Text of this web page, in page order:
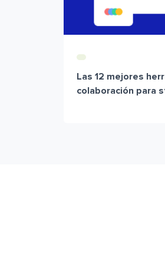
Las 12 mejores
colaboración para